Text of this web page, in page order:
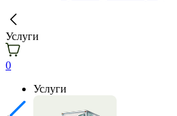
Услуги
0
Услуги